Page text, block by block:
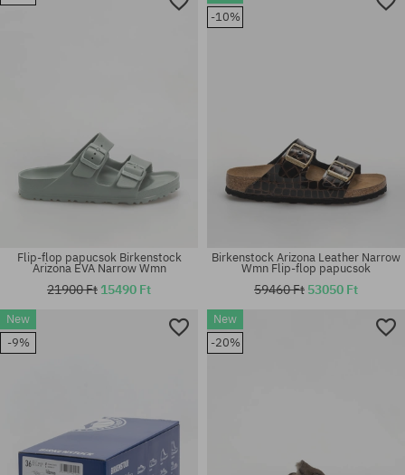
39; 41
36; 37; 38; 39; 40; 41
Elérhető méretek:
41; 43; 45
Elérhető méretek:
45; 46
Flip-flop papucsok Birkenstock
Arizona EVA Narrow Wmn
21900 Ft 15490 Ft
-10%
Birkenstock Arizona Leather Narrow
Wmn Flip-flop papucsok
59460 Ft 53050 Ft
New
-9%
New
-20%